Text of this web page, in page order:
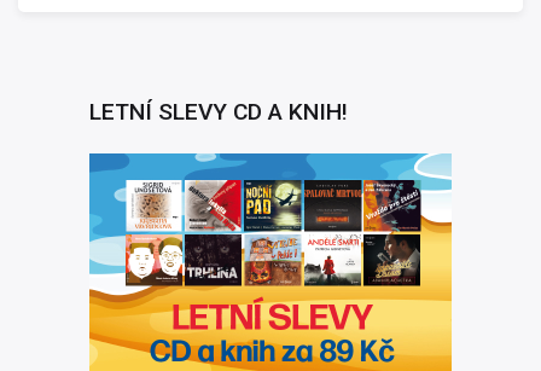
LETNÍ SLEVY CD A KNIH!